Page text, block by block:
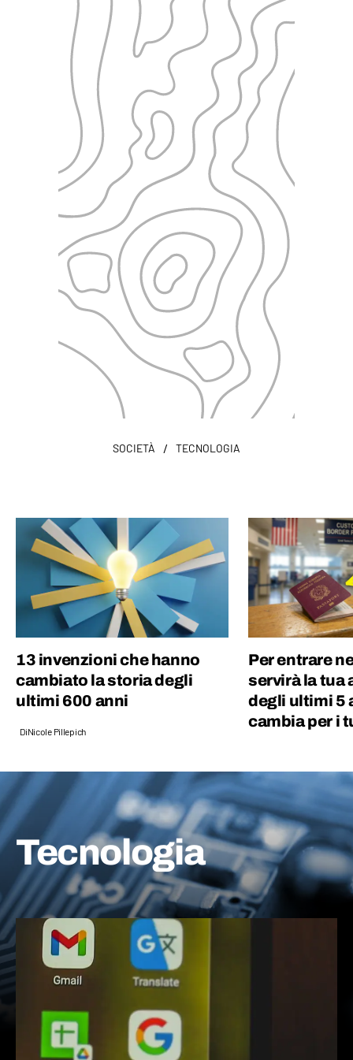
SOCIETÀ / TECNOLOGIA
13 invenzioni che hanno
cambiato la storia degli
ultimi 600 anni
DiNicole Pillepich
Per entrare
servirà la tua
degli ultimi 5
cambia per i
Tecnologia